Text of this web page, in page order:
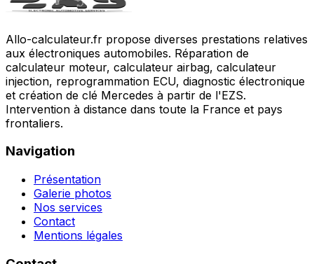
Allo-calculateur.fr propose diverses prestations relatives
aux électroniques automobiles. Réparation de
calculateur moteur, calculateur airbag, calculateur
injection, reprogrammation ECU, diagnostic électronique
et création de clé Mercedes à partir de l'EZS.
Intervention à distance dans toute la France et pays
frontaliers.
Navigation
Présentation
Galerie photos
Nos services
Contact
Mentions légales